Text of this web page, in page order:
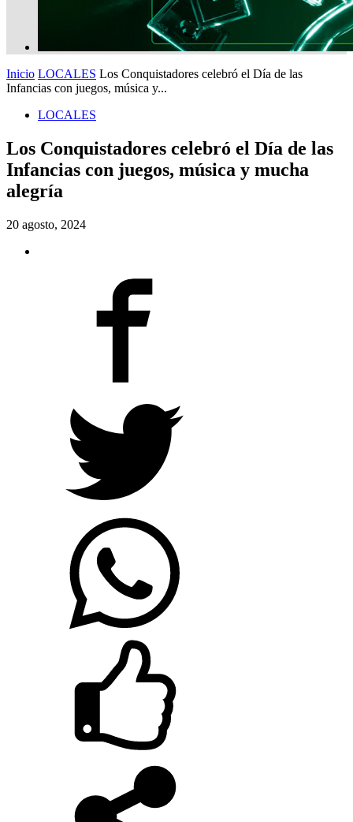
Inicio LOCALES Los Conquistadores celebró el Día de las
Infancias con juegos, música y...
LOCALES
Los Conquistadores celebró el Día de las
Infancias con juegos, música y mucha
alegría
20 agosto, 2024